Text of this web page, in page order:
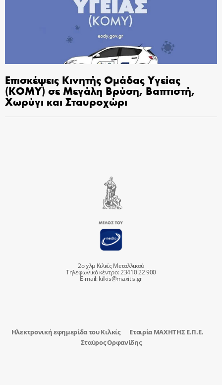
Επισκέψεις Κινητής Ομάδας Υγείας
(ΚΟΜΥ) σε Μεγάλη Βρύση, Βαπτιστή,
Χωρύγι και Σταυροχώρι
2ο χλμ Κιλκίς Μεταλλικού
Τηλεφωνικό κέντρο: 23410 22 900
E-mail:kilkis@maxitis.gr
Ηλεκτρονική εφημερίδα του Κιλκίς
Εταιρία ΜΑΧΗΤΗΣ Ε.Π.Ε.
Σταύρος Ορφανίδης